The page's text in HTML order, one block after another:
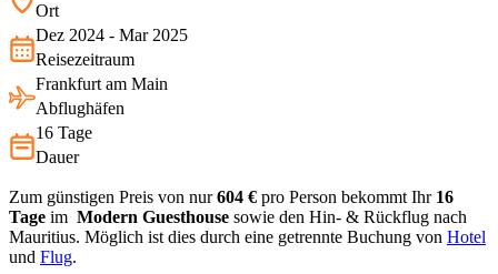
Ort
Dez 2024 - Mar 2025
Reisezeitraum
Frankfurt am Main
Abflughäfen
16 Tage
Dauer
Zum günstigen Preis von nur604 € pro Person bekommt Ihr 16
Tage im Modern Guesthouse sowie den Hin- & Rückflug nach
Mauritius. Möglich ist dies durch eine getrennte Buchung von Hotel
und Flug.